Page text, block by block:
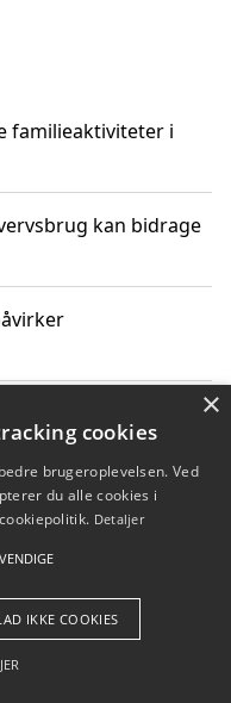
familieaktiviteter i
kan bidrage
kan ændre
Aps
×
cookies
brugeroplevelsen. Ved
du alle cookies i
Detaljer
IKKE COOKIES